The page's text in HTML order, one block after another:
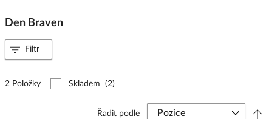
Den Braven
2 Položky Skladem (2)
Řadit podle
Filtr